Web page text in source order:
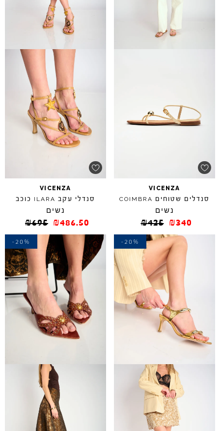
VICENZA
סנדלים שטוחים COIMBRA
נשים
₪425 ₪340
VICENZA
סנדלי עקב ILARA כוכב
נשים
₪695 ₪486.50
-20%
-20%